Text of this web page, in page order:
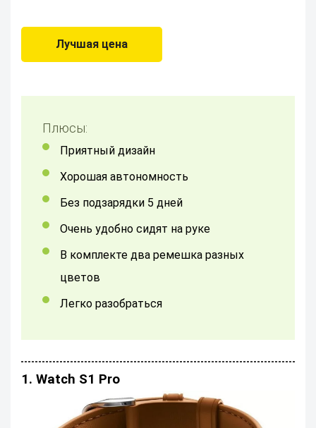
Лучшая цена
Плюсы:
приятный дизайн
хорошая автономность
без подзарядки 5 дней
очень удобно сидят на руке
в комплекте два ремешка разных
цветов
легко разобраться
1. Watch S1 Pro